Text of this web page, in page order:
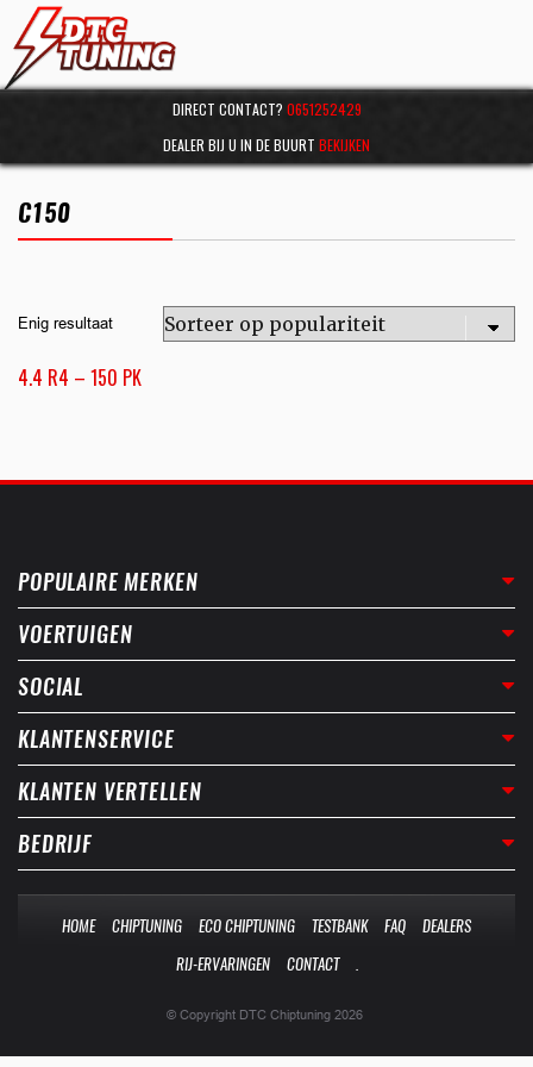
DIRECT CONTACT? 0651252429
DEALER BIJ U IN DE BUURT BEKIJKEN
C150
Enig resultaat
4.4 R4 – 150 PK
POPULAIRE MERKEN
VOERTUIGEN
SOCIAL
KLANTENSERVICE
KLANTEN VERTELLEN
BEDRIJF
HOME CHIPTUNING ECO CHIPTUNING TESTBANK FAQ
DEALERS
RIJ-ERVARINGEN
CONTACT
© Copyright DTC Chiptuning 2026